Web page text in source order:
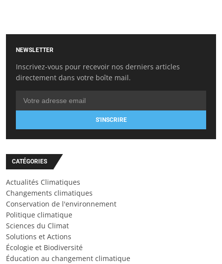
NEWSLETTER
Inscrivez-vous pour recevoir nos derniers articles
directement dans votre boîte mail.
S'INSCRIRE
CATÉGORIES
Actualités Climatiques
Changements climatiques
Conservation de l'environnement
Politique climatique
Sciences du Climat
Solutions et Actions
Écologie et Biodiversité
Éducation au changement climatique